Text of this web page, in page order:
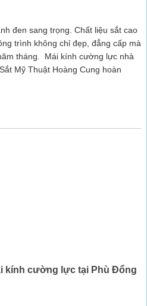
đen sang trọng. Chất liệu sắt cao
trình không chỉ đẹp, đẳng cấp mà
tháng. Mái kính cường lực nhà
Mỹ Thuật Hoàng Cung hoàn
kính cường lực tại Phù Đổng